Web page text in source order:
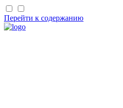
Перейти к содержанию